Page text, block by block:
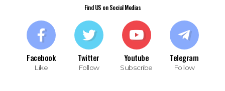
Find US on Social Medias
Facebook
Like
Twitter
Follow
Youtube
Subscribe
Telegram
Follow